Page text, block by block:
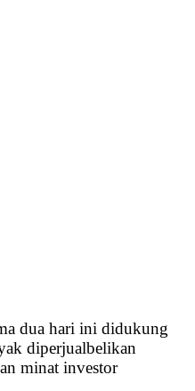
dua hari ini didukung
diperjualbelikan
minat investor